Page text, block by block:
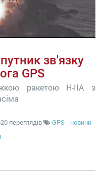
зв'язку
GPS
ракетою H-IIA з
переглядів GPS
новини